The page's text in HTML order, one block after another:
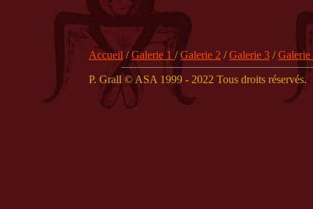
Accueil /Galerie 1 /Galerie 2 /Galerie 3 /Galerie
P. Grall © ASA 1999 - 2022 Tous droits réservés.